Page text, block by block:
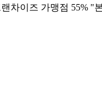
차이즈 가맹점 55% "